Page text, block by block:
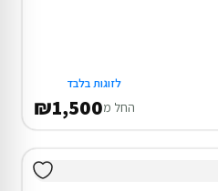
לזוגות בלבד
החל מ₪1,500